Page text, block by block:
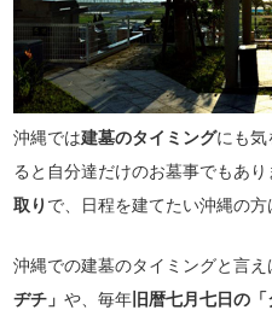
沖縄では建墓のタイミングにも気
ると自分達だけのお墓事でもあ
取り で、日程を建てたい沖縄の方
沖縄での建墓のタイミングと言え
ヂチ」や、毎年 旧暦七月七日の「